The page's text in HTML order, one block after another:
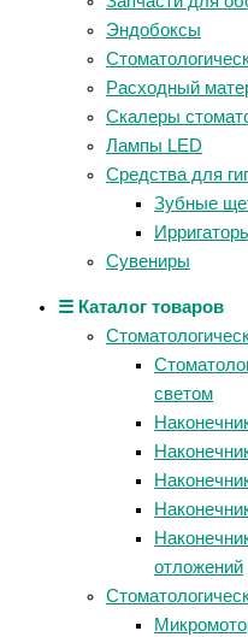
Эндобоксы
Расходный
Скалеры
Лампы LED
Средства для
Зубные
Сувениры
☰ Каталог товаров
светом
отложений